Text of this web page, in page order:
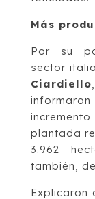
Más
Por su
sector
Ciardiello
informaron
plantada
3.962
también,
Explicaron